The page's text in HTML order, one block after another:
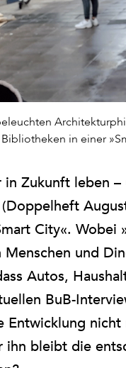
in einer
Zukunft leben
City«.
und
Autos,
BuB-
Entwicklung
ihn bleibt die